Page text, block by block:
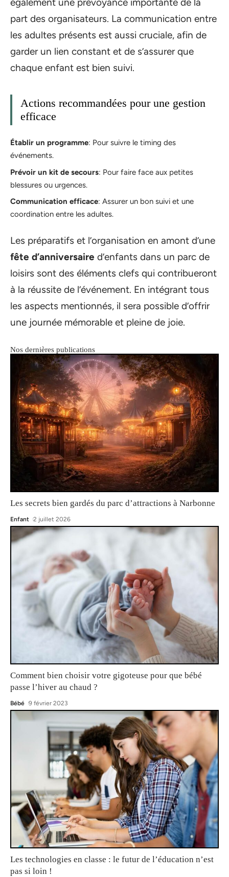
part des organisateurs. La communication entre
les adultes présents est aussi cruciale, afin de
garder un lien constant et de s’assurer que
chaque enfant est bien suivi.
Actions recommandées pour une gestion
efficace
Établir un programme: Pour suivre le timing des
événements.
Prévoir un kit de secours: Pour faire face aux petites
blessures ou urgences.
Communication efficace: Assurer un bon suivi et une
coordination entre les adultes.
Les préparatifs et l’organisation en amont d’une
fête d’anniversaire d’enfants dans un parc de
loisirs sont des éléments clefs qui contribueront
à la réussite de l’événement. En intégrant tous
les aspects mentionnés, il sera possible d’offrir
une journée mémorable et pleine de joie.
Nos dernières publications
Les secrets bien gardés du parc d’attractions à Narbonne
Enfant 2 juillet 2026
Comment bien choisir votre gigoteuse pour que bébé
passe l’hiver au chaud ?
Bébé 9 février 2023
Les technologies en classe : le futur de l’éducation n’est
pas si loin !